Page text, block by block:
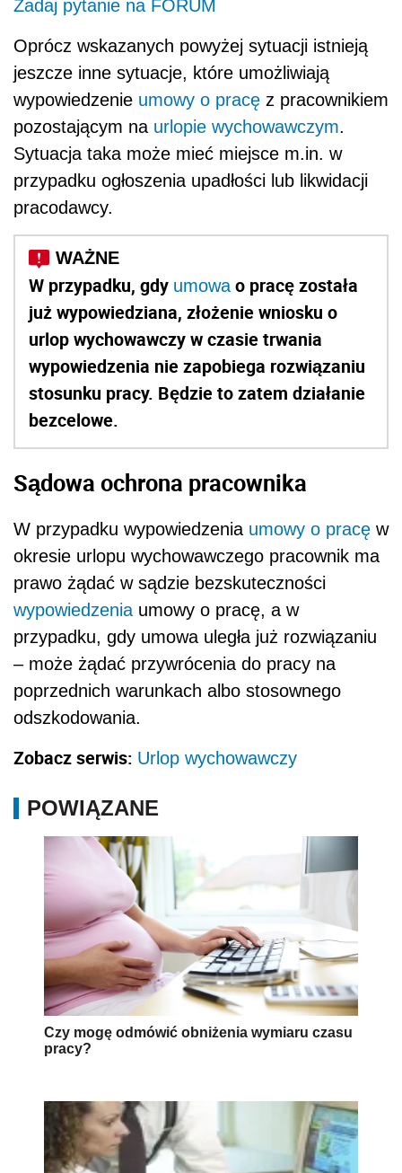
Zadaj pytanie na FORUM
Oprócz wskazanych powyżej sytuacji istnieją
jeszcze inne sytuacje, które umożliwiają
wypowiedzenie umowy o pracę z pracownikiem
pozostającym na urlopie wychowawczym.
Sytuacja taka może mieć miejsce m.in. w
przypadku ogłoszenia upadłości lub likwidacji
pracodawcy.
W przypadku, gdy umowao pracę została
już wypowiedziana, złożenie wniosku o
urlop wychowawczy w czasie trwania
wypowiedzenia nie zapobiega rozwiązaniu
stosunku pracy. Będzie to zatem działanie
bezcelowe.
Sądowa ochrona pracownika
W przypadku wypowiedzenia umowy o pracę w
okresie urlopu wychowawczego pracownik ma
prawo żądać w sądzie bezskuteczności
wypowiedzenia umowy o pracę, a w
przypadku, gdy umowa uległa już rozwiązaniu
– może żądać przywrócenia do pracy na
poprzednich warunkach albo stosownego
odszkodowania.
Zobacz serwis: Urlop wychowawczy
POWIĄZANE
Czy mogę odmówić obniżenia wymiaru czasu
pracy?